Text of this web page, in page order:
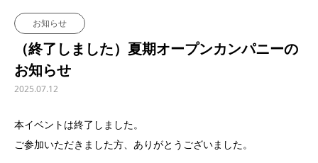
お知らせ
（終了しました）夏期オープンカンパニーの
お知らせ
2025.07.12
本イベントは終了しました。
ご参加いただきました方、ありがとうございました。